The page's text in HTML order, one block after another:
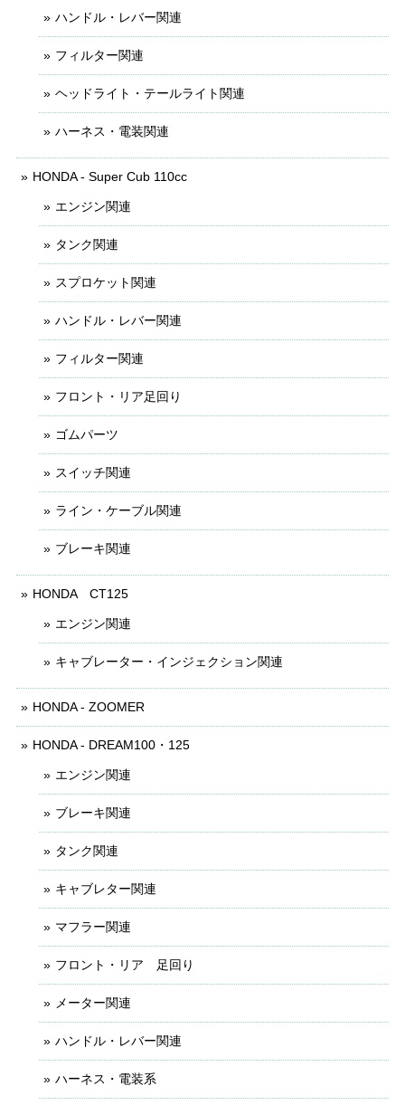
ハンドル・レバー関連
フィルター関連
ヘッドライト・テールライト関連
ハーネス・電装関連
HONDA - Super Cub 110cc
エンジン関連
タンク関連
スプロケット関連
ハンドル・レバー関連
フィルター関連
フロント・リア足回り
ゴムパーツ
スイッチ関連
ライン・ケーブル関連
ブレーキ関連
HONDA CT125
エンジン関連
キャブレーター・インジェクション関連
HONDA - ZOOMER
HONDA - DREAM100・125
エンジン関連
ブレーキ関連
タンク関連
キャブレター関連
マフラー関連
フロント・リア 足回り
メーター関連
ハンドル・レバー関連
ハーネス・電装系